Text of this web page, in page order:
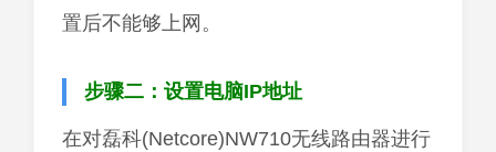
置后不能够上网。
步骤二：设置电脑IP地址
在对磊科(Netcore)NW710无线路由器进行